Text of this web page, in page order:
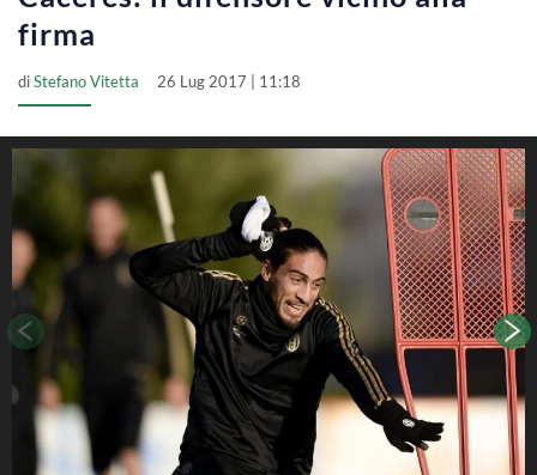
firma
diStefano Vitetta 26 Lug 2017 | 11:18